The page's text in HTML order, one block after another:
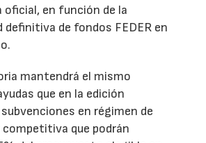
en función de la
definitiva de fondos FEDER en
mantendrá el mismo
que en la edición
en régimen de
que podrán